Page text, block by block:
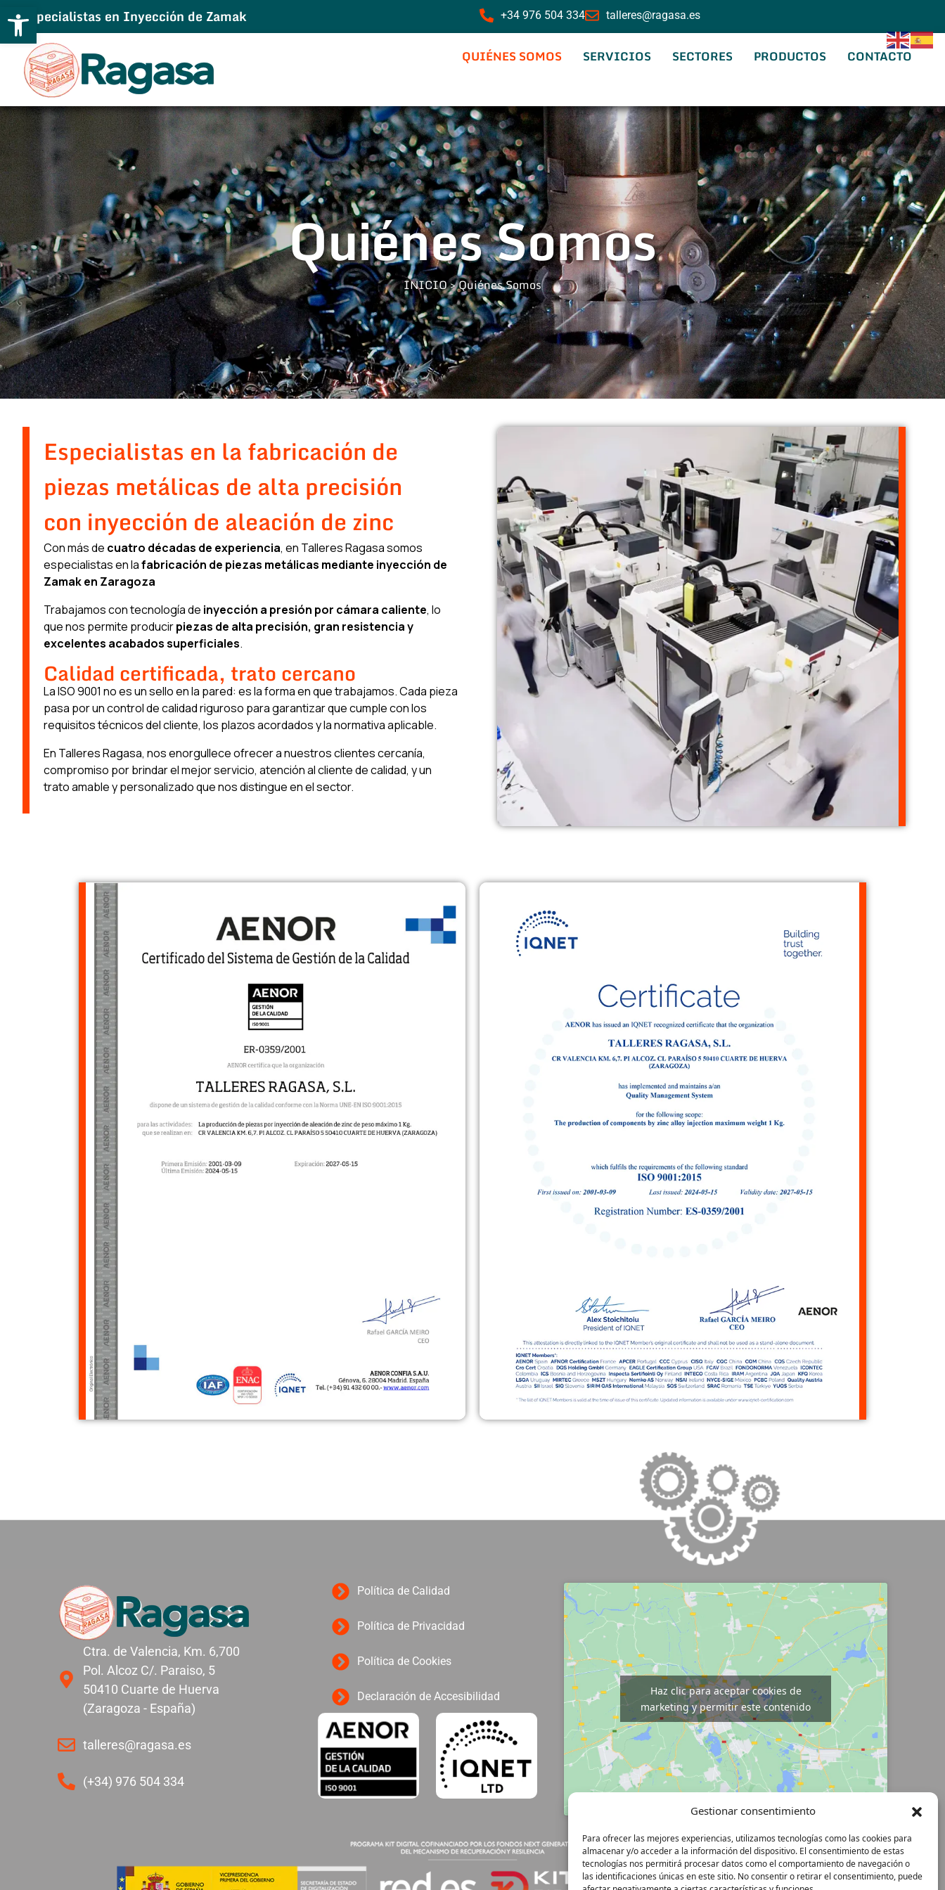
Abrir barra de herramientas
Gestionar consentimiento
Para ofrecer las mejores experiencias, utilizamos tecnologías como las cookies para
almacenar y/o acceder a la información del dispositivo. El consentimiento de estas
tecnologías nos permitirá procesar datos como el comportamiento de navegación o
las identificaciones únicas en este sitio. No consentir o retirar el consentimiento, puede
Especialistas en Inyección de Zamak +34 976 504 334 talleres@ragasa.es
QUIÉNES SOMOS SERVICIOS SECTORES PRODUCTOS CONTACTO
Quiénes Somos
INICIO>Quiénes Somos
Especialistas en la fabricación de
piezas metálicas de alta precisión
con inyección de aleación de zinc
Con más de cuatro décadas de experiencia, en Talleres Ragasa somos
especialistas en lafabricación de piezas metálicas mediante inyección de
Zamaken Zaragoza
Trabajamos con tecnología de inyección a presión por cámara caliente, lo
que nos permite producirpiezas de alta precisión, gran resistencia y
excelentes acabados superficiales.
Calidad certificada, trato cercano
La ISO 9001 no es un sello en la pared: es la forma en que trabajamos. Cada pieza
pasa por un control de calidad riguroso para garantizar que cumple con los
requisitos técnicos del cliente, los plazos acordados y la normativa aplicable.
En Talleres Ragasa, nos enorgullece ofrecer a nuestros clientes cercanía,
compromiso por brindar el mejor servicio, atención al cliente de calidad, y un
trato amable y personalizado que nos distingue en el sector.
Ctra. de Valencia, Km. 6,700
Pol. Alcoz C/. Paraiso, 5
50410 Cuarte de Huerva
(Zaragoza - España)
talleres@ragasa.es
(+34) 976 504 334
Política de Calidad
Política de Privacidad
Política de Cookies
Declaración de Accesibilidad
Haz clic para aceptar cookies de
marketing y permitir este contenido